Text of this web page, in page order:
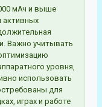
мАч и выше
Важно учитывать
уровня,
использовать
для
играх и работе